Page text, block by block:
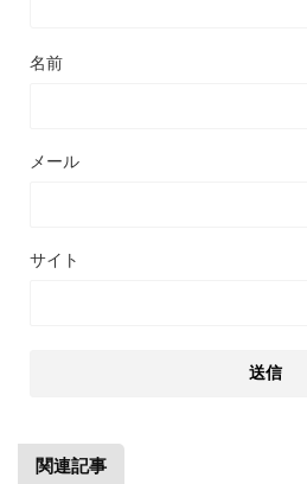
名前
メール
サイト
関連記事